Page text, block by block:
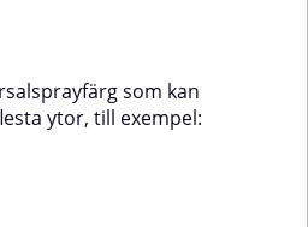
som kan
ytor, till exempel: